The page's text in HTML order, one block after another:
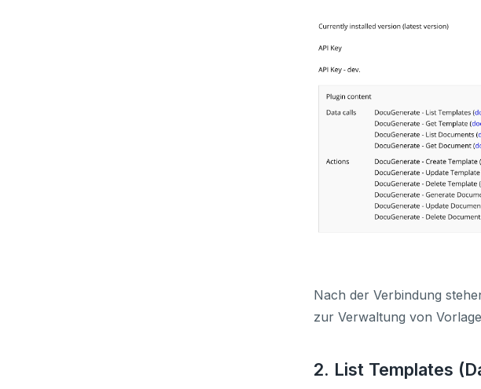
Nach der Verbindung
zur Verwaltung von
2. List Templates